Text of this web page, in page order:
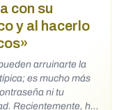
con su
y al hacerlo